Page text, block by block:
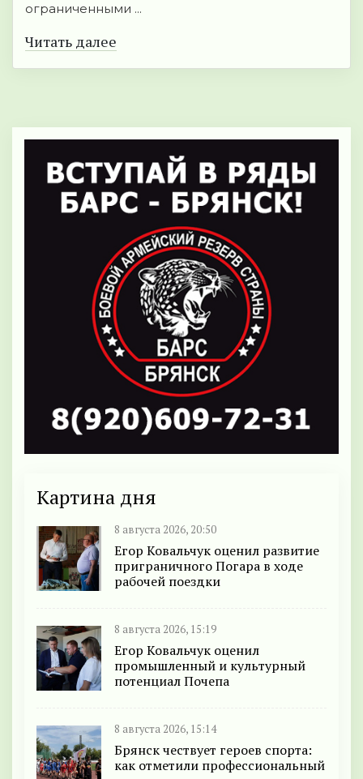
ограниченными ...
Читать далее
Картина дня
8 августа 2026, 20:50
Егор Ковальчук оценил развитие
приграничного Погара в ходе
рабочей поездки
8 августа 2026, 15:19
Егор Ковальчук оценил
промышленный и культурный
потенциал Почепа
8 августа 2026, 15:14
Брянск чествует героев спорта:
как отметили профессиональный